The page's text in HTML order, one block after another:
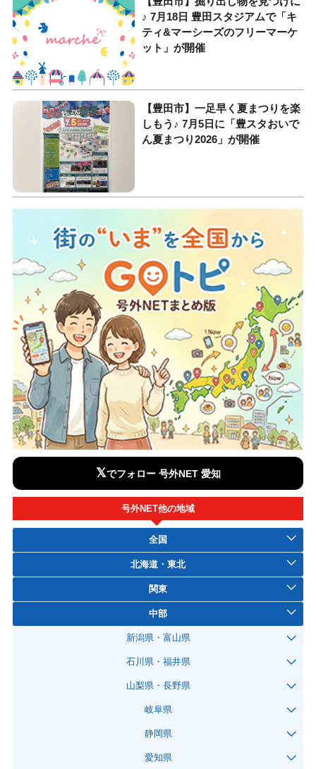
♪ 7月18日 豊田スタジアムで「キ
ティ&マーシーズのフリーマーケ
ット」が開催
【豊田市】一足早く夏まつりを楽
しもう♪ 7月5日に「豊スタおいで
ん夏まつり2026」が開催
𝕏でフォロー 号外NET 愛知
号外NET他の地域
全国
北海道・東北
関東
中部
新潟県・富山県
石川県・福井県
山梨県・長野県
岐阜県
静岡県
愛知県